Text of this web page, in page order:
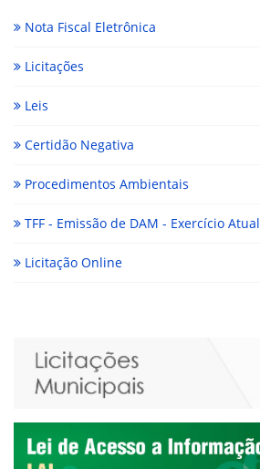
Nota Fiscal Eletrônica
Licitações
Leis
Certidão Negativa
Procedimentos Ambientais
TFF - Emissão de DAM - Exercício Atual
Licitação Online